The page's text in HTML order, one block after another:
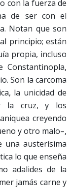
con la fuerza de
de ser con el
Notan que son
principio; están
propia, incluso
Constantinopla,
Son la carcoma
la unicidad de
la cruz, y los
creyendo
y otro malo–,
una austerísima
lo que enseña
adalides de la
jamás carne y